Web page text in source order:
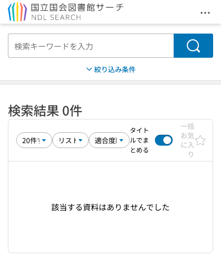
メ
検索
絞り込み条件
検索結果 0件
タイト
ルでま
とめる
一括
お気
に入
り
該当する資料はありませんでした